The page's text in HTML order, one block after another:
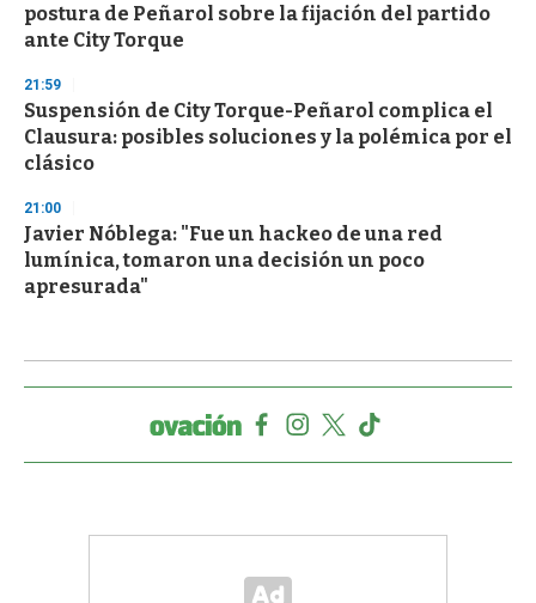
postura de Peñarol sobre la fijación del partido
ante City Torque
21:59
Suspensión de City Torque-Peñarol complica el
Clausura: posibles soluciones y la polémica por el
clásico
21:00
Javier Nóblega: "Fue un hackeo de una red
lumínica, tomaron una decisión un poco
apresurada"